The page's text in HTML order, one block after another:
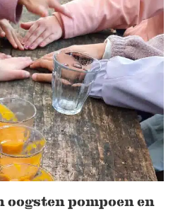
pompoen en